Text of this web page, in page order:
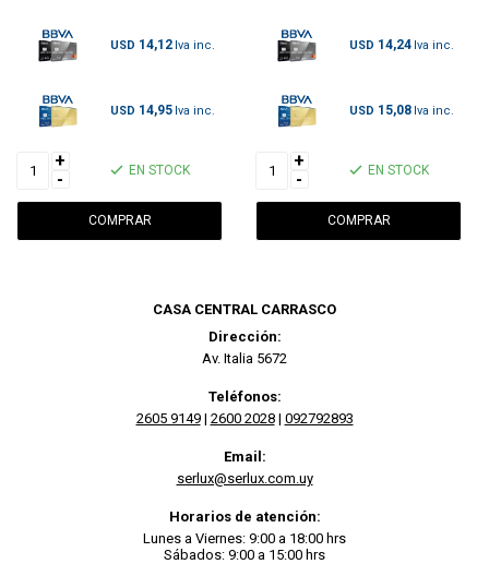
USD 14,12
USD 14,95
+
-
EN STOCK
USD 14,24
USD 15,08
+
-
EN STOCK
CASA CENTRAL CARRASCO
Dirección:
Av. Italia 5672
Teléfonos:
2605 9149| 2600 2028| 092792893
Email:
serlux@serlux.com.uy
Horarios de atención:
Lunes a Viernes: 9:00 a 18:00 hrs
Sábados: 9:00 a 15:00 hrs